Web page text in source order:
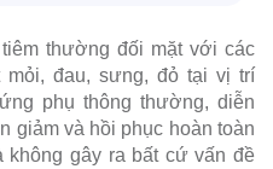
thường đối mặt với các
đau, sưng, đỏ tại vị trí
phụ thông thường, diễn
giảm và hồi phục hoàn toàn
gây ra bất cứ vấn đề